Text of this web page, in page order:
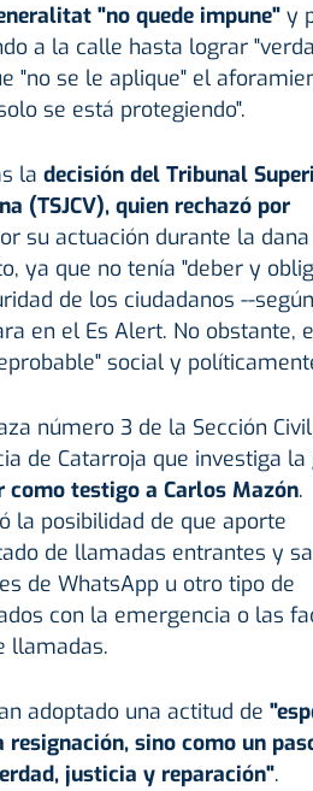
"no quede impune"y
a la calle hasta lograr
"no se le aplique" el
se está protegiendo".
la decisión del Tribunal
(TSJCV), quien rechazó por
su actuación durante la
ya que no tenía "deber y
de los ciudadanos --
en el Es Alert. No obstante,
social y
número 3 de la Sección
de Catarroja que investiga la
testigo a Carlos Mazón.
la posibilidad de que aporte
de llamadas entrantes y
de WhatsApp u otro tipo de
con la emergencia o las
llamadas.
adoptado una actitud de
sino como un
justicia y reparación".